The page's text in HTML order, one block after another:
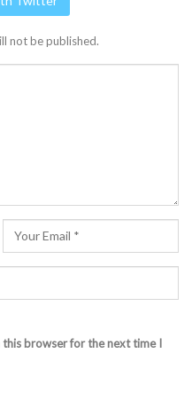
not be published.
this browser for the next time I